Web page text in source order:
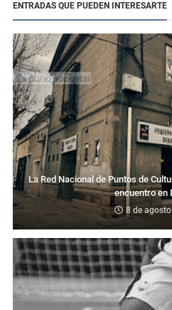
ENTRADAS QUE PUEDEN INTERESARTE
La Red Nacional de Puntos de
encuentro en
8 de